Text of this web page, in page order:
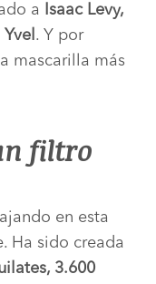
a
Isaac Levy,
. Y por
mascarilla más
filtro
en esta
Ha sido creada
3.600